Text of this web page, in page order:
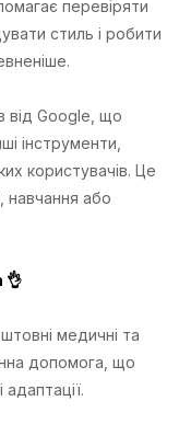
перевіряти
стиль і робити
від Google, що
інструменти,
користувачів. Це
навчання або
👌
медичні та
допомога, що